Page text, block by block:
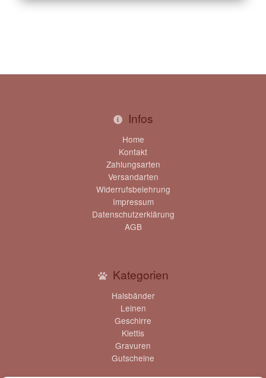
Infos
Home
Kontakt
Zahlungsarten
Versandarten
Widerrufsbelehrung
Impressum
Datenschutzerklärung
AGB
Kategorien
Halsbänder
Leinen
Geschirre
Klettis
Gravuren
Gutscheine